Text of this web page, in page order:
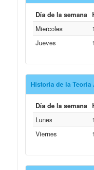
Día de la semana
Miercoles
Jueves
Historia de la
Día de la semana
Lunes
Viernes